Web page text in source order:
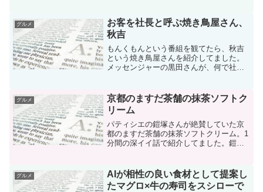
グルメ
お客を社長と呼ぶ焼き鳥屋さん、
秋吉
もんくもんという番組を観てたら、秋吉
という焼き鳥屋さんを紹介してました。
メッセンジャーの黒田さんが、何で社長
グルメ
京都のますだ茶舗の抹茶ソフトク
リーム
パティシエの鎧塚さんが絶賛していた京
都のますだ茶舗の抹茶ソフトクリーム。1
分間の深イイ話で紹介してました。鎧塚
抹茶ソフトクリームっていったいどんな
なんでしょうね？ます...
グルメ
AIが相性の良い食材として提案し
たマグロ×牛の寿司をスシローで